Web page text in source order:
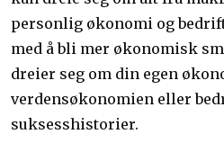
personlig økonomi og
med å bli mer økonomisk
dreier seg om din egen
verdensøkonomien eller
suksesshistorier.